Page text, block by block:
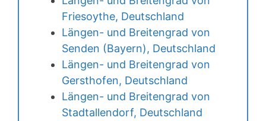
Friesoythe, Deutschland
Längen- und Breitengrad von
Senden (Bayern), Deutschland
Längen- und Breitengrad von
Gersthofen, Deutschland
Längen- und Breitengrad von
Stadtallendorf, Deutschland